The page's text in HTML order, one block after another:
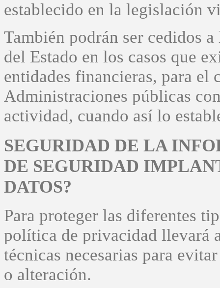
establecido en la legislación
También podrán ser cedidos
del Estado en los casos que
entidades financieras, para el
Administraciones públicas
actividad, cuando así lo
SEGURIDAD DE LA
DE SEGURIDAD
DATOS?
Para proteger las diferentes
política de privacidad llevará
técnicas necesarias para
o alteración.